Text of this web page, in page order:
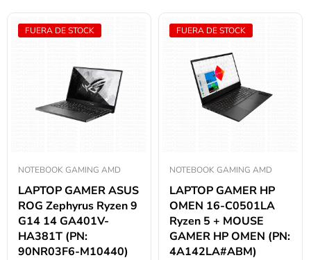
FUERA DE STOCK
NOTEBOOK GAMING AMD
LAPTOP GAMER ASUS
ROG Zephyrus Ryzen 9
G14 14 GA401V-
HA381T (PN:
90NR03F6-M10440)
FUERA DE STOCK
NOTEBOOK GAMING AMD
LAPTOP GAMER HP
OMEN 16-C0501LA
Ryzen 5 + MOUSE
GAMER HP OMEN (PN:
4A142LA#ABM)